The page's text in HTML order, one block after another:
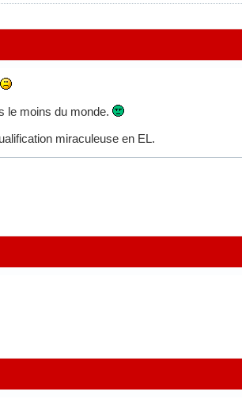
le moins du monde.
miraculeuse en EL.